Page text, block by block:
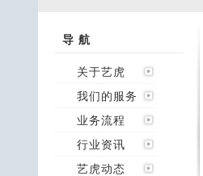
导 航
关于艺虎
我们的服务
业务流程
行业资讯
艺虎动态